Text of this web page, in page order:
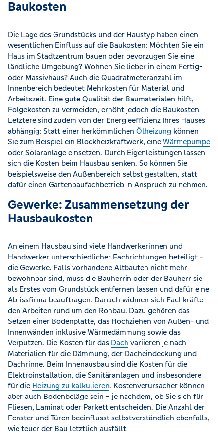
Baukosten
Die Lage des Grundstücks und der Haustyp haben einen
wesentlichen Einfluss auf die Baukosten: Möchten Sie ein
Haus im Stadtzentrum bauen oder bevorzugen Sie eine
ländliche Umgebung? Wohnen Sie lieber in einem Fertig-
oder Massivhaus? Auch die Quadratmeteranzahl im
Innenbereich bedeutet Mehrkosten für Material und
Arbeitszeit. Eine gute Qualität der Baumaterialen hilft,
Folgekosten zu vermeiden, erhöht jedoch die Baukosten.
Letztere sind zudem von der Energieeffizienz Ihres Hauses
abhängig: Statt einer herkömmlichen Ölheizung können
Sie zum Beispiel ein Blockheizkraftwerk, eine Wärmepumpe
oder Solaranlage einsetzen. Durch Eigenleistungen lassen
sich die Kosten beim Hausbau senken. So können Sie
beispielsweise den Außenbereich selbst gestalten, statt
dafür einen Gartenbaufachbetrieb in Anspruch zu nehmen.
Gewerke: Zusammensetzung der
Hausbaukosten
An einem Hausbau sind viele Handwerkerinnen und
Handwerker unterschiedlicher Fachrichtungen beteiligt –
die Gewerke. Falls vorhandene Altbauten nicht mehr
bewohnbar sind, muss die Bauherrin oder der Bauherr sie
als Erstes vom Grundstück entfernen lassen und dafür eine
Abrissfirma beauftragen. Danach widmen sich Fachkräfte
den Arbeiten rund um den Rohbau. Dazu gehören das
Setzen einer Bodenplatte, das Hochziehen von Außen- und
Innenwänden inklusive Wärmedämmung sowie das
Verputzen. Die Kosten für das Dach variieren je nach
Materialien für die Dämmung, der Dacheindeckung und
Dachrinne. Beim Innenausbau sind die Kosten für die
Elektroinstallation, die Sanitäranlagen und insbesondere
für die Heizung zu kalkulieren. Kostenverursacher können
aber auch Bodenbeläge sein – je nachdem, ob Sie sich für
Fliesen, Laminat oder Parkett entscheiden. Die Anzahl der
Fenster und Türen beeinflusst selbstverständlich ebenfalls,
wie teuer der Bau letztlich ausfällt.